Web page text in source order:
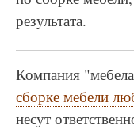
результата.
Компания
сборке мебели
несут